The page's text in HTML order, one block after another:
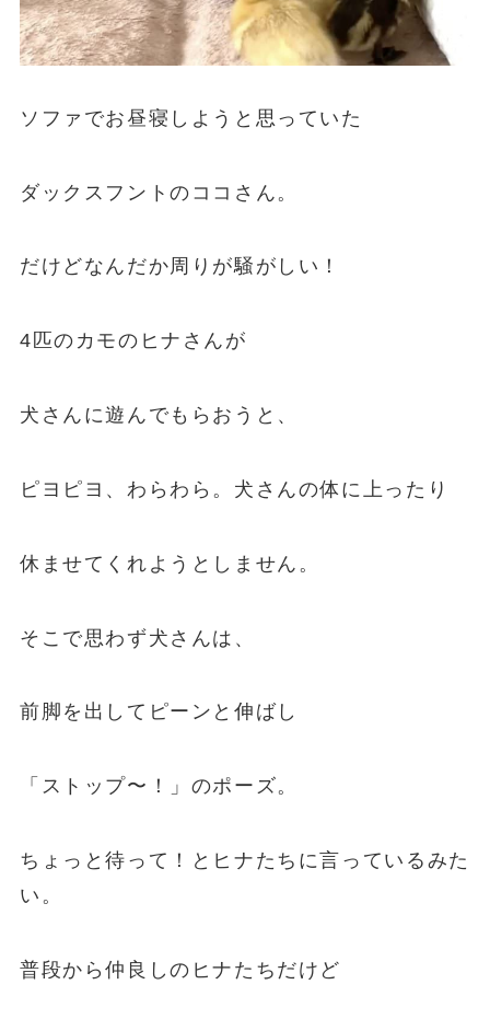
ソファでお昼寝しようと思っていた
ダックスフントのココさん。
だけどなんだか周りが騒がしい！
4匹のカモのヒナさんが
犬さんに遊んでもらおうと、
ピヨピヨ、わらわら。犬さんの体に上ったり
休ませてくれようとしません。
そこで思わず犬さんは、
前脚を出してピーンと伸ばし
「ストップ〜！」のポーズ。
ちょっと待って！とヒナたちに言っているみた
い。
普段から仲良しのヒナたちだけど